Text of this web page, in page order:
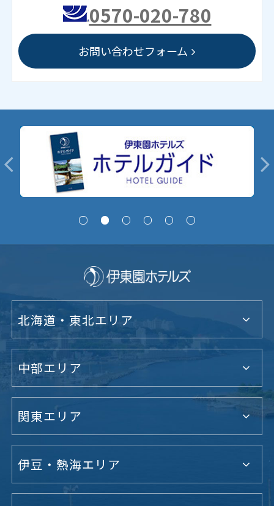
0570-020-780
お問い合わせフォーム
北海道・東北エリア
中部エリア
関東エリア
伊豆・熱海エリア